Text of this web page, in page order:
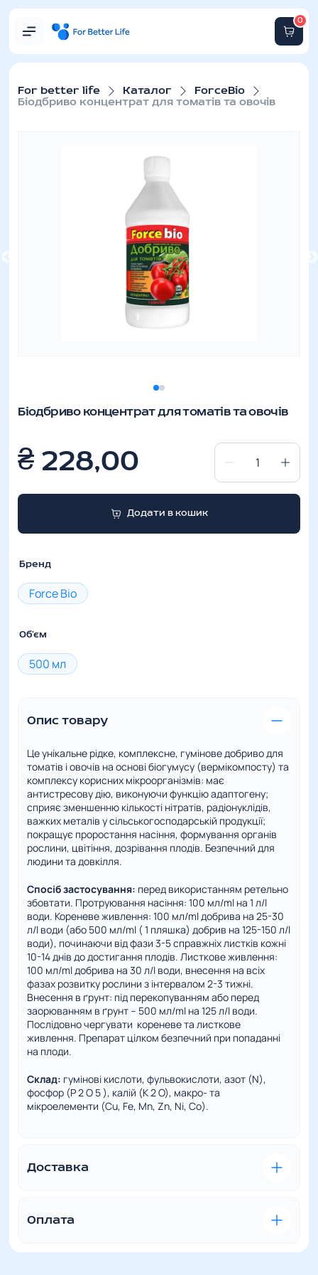
0
For better life Каталог
ForceBio
Біодбриво концентрат для томатів та овочів
Біодбриво концентрат для томатів та овочів
Бренд
Force Bio
Об'єм
500 мл
228,00
₴
Біодбриво
концентрат
та
Додати в кошик
Опис товару
Це унікальне рідке, комплексне, гумінове добриво для
томатів і овочів на основі біогумусу (вермікомпосту) та
комплексу корисних мікроорганізмів: має
антистресову дію, виконуючи функцію адаптогену;
сприяє зменшенню кількості нітратів, радіонуклідів,
важких металів у сільськогосподарській продукції;
покращує проростання насіння, формування органів
рослини, цвітіння, дозрівання плодів. Безпечний для
людини та довкілля.
Спосіб застосування: перед використанням ретельно
збовтати. Протруювання насіння: 100 мл/ml на 1 л/l
води. Кореневе живлення: 100 мл/ml добрива на 25-30
л/l води (або 500 мл/ml ( 1 пляшка) добрив на 125-150 л/l
води), починаючи від фази 3-5 справжніх листків кожні
10-14 днів до достигання плодів. Листкове живлення:
100 мл/ml добрива на 30 л/l води, внесення на всіх
фазах розвитку рослини з інтервалом 2-3 тижні.
Внесення в ґрунт: під перекопуванням або перед
заорюванням в ґрунт – 500 мл/ml на 125 л/l води.
Послідовно чергувати кореневе та листкове
живлення. Препарат цілком безпечний при попаданні
на плоди.
Склад: гумінові кислоти, фульвокислоти, азот (N),
фосфор (P 2 O 5 ), калій (К 2 О), макро- та
мікроелементи (Cu, Fe, Mn, Zn, Ni, Co).
Доставка
замовлений товар вчасно та в ідеальному стані.
Оплата